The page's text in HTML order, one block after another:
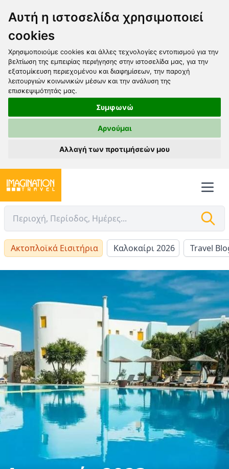
Αυτή η ιστοσελίδα χρησιμοποιεί
cookies
Χρησιμοποιούμε cookies και άλλες τεχνολογίες εντοπισμού για την
βελτίωση της εμπειρίας περιήγησης στην ιστοσελίδα μας, για την
εξατομίκευση περιεχομένου και διαφημίσεων, την παροχή
λειτουργιών κοινωνικών μέσων και την ανάλυση της
επισκεψιμότητάς μας.
Συμφωνώ
Αρνούμαι
Αλλαγή των προτιμήσεών μου
Ακτοπλοϊκά Εισιτήρια Καλοκαίρι 2026 Travel